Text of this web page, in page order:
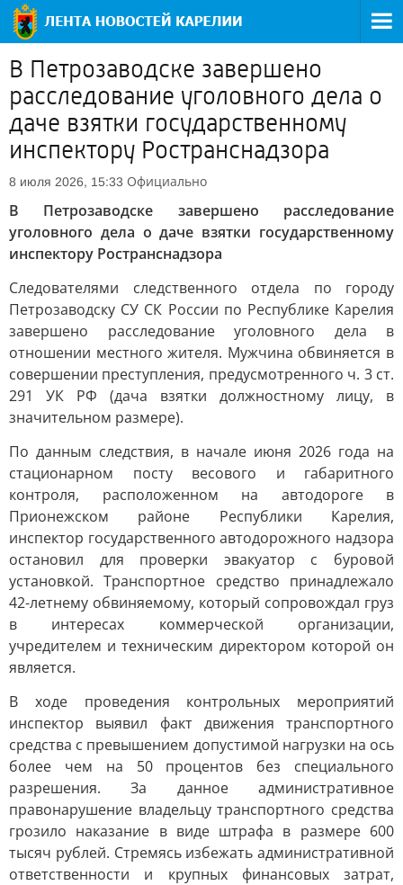
В Петрозаводске завершено
расследование уголовного дела о
даче взятки государственному
инспектору Ространснадзора
8 июля 2026, 15:33 Официально
В Петрозаводске завершено расследование
уголовного дела о даче взятки государственному
инспектору Ространснадзора
Следователями следственного отдела по городу
Петрозаводску СУ СК России по Республике Карелия
завершено расследование уголовного дела в
отношении местного жителя. Мужчина обвиняется в
совершении преступления, предусмотренного ч. 3 ст.
291 УК РФ (дача взятки должностному лицу, в
значительном размере).
По данным следствия, в начале июня 2026 года на
стационарном посту весового и габаритного
контроля, расположенном на автодороге в
Прионежском районе Республики Карелия,
инспектор государственного автодорожного надзора
остановил для проверки эвакуатор с буровой
установкой. Транспортное средство принадлежало
42-летнему обвиняемому, который сопровождал груз
в интересах коммерческой организации,
учредителем и техническим директором которой он
является.
В ходе проведения контрольных мероприятий
инспектор выявил факт движения транспортного
средства с превышением допустимой нагрузки на ось
более чем на 50 процентов без специального
разрешения. За данное административное
правонарушение владельцу транспортного средства
грозило наказание в виде штрафа в размере 600
тысяч рублей. Стремясь избежать административной
ответственности и крупных финансовых затрат,